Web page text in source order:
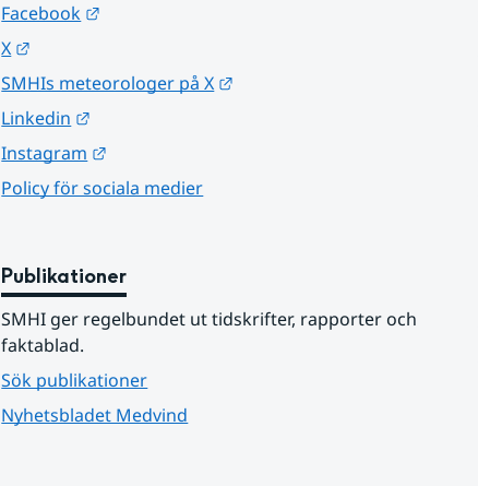
Facebook
X
SMHIs meteorologer på X
Linkedin
Instagram
Policy för sociala medier
Publikationer
SMHI ger regelbundet ut tidskrifter, rapporter och
faktablad.
Sök publikationer
Nyhetsbladet Medvind